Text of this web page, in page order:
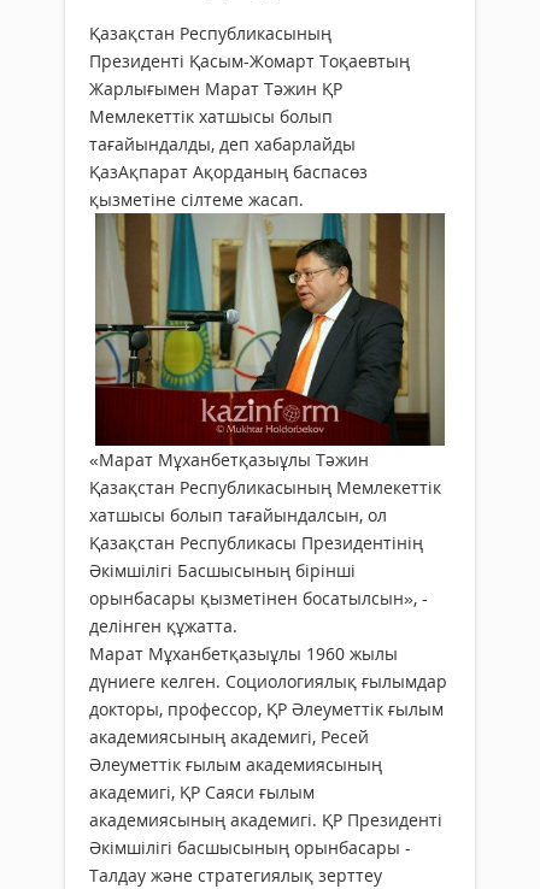
Қазақстан Республикасының
Президенті Қасым-Жомарт Тоқаевтың
Жарлығымен Марат Тәжин ҚР
Мемлекеттік хатшысы болып
тағайындалды, деп хабарлайды
ҚазАқпарат Ақорданың баспасөз
қызметіне сілтеме жасап.
«Марат Мұханбетқазыұлы Тәжин
Қазақстан Республикасының Мемлекеттік
хатшысы болып тағайындалсын, ол
Қазақстан Республикасы Президентінің
Әкімшілігі Басшысының бірінші
орынбасары қызметінен босатылсын», -
делінген құжатта.
Марат Мұханбетқазыұлы 1960 жылы
дүниеге келген. Социологиялық ғылымдар
докторы, профессор, ҚР Әлеуметтік ғылым
академиясының академигі, Ресей
Әлеуметтік ғылым академиясының
академигі, ҚР Саяси ғылым
академиясының академигі. ҚР Президенті
Әкімшілігі басшысының орынбасары -
Талдау және стратегиялық зерттеу